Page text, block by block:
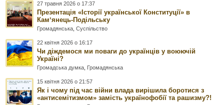
27 травня 2026 о 17:37
Презентація «Історії української Конституції» в
Камʼянець-Подільську
Громадянська ,Суспільство
22 квітня 2026 о 16:17
Чи діждемося ми поваги до українців у воюючій
Україні?
Громадська думка Громадянська
15 квітня 2026 о 21:57
Як і чому під час війни влада вирішила боротися з
«антисемітизмом» замість українофобії та рашизму?!